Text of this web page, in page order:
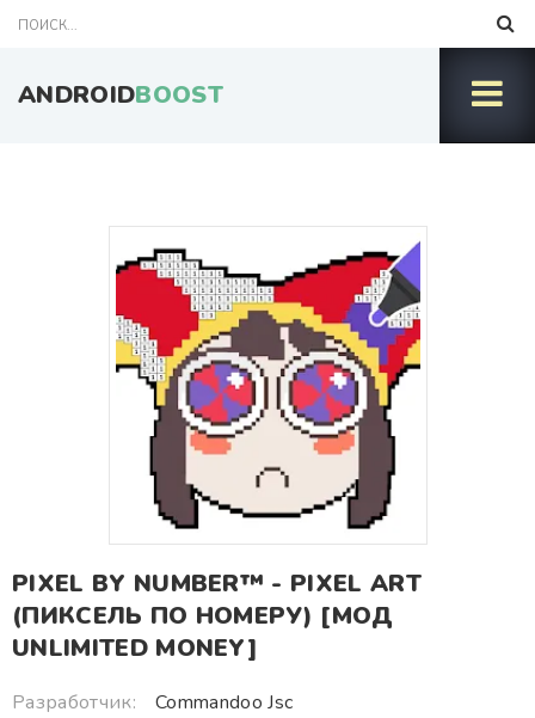
ANDROIDBOOST
PIXEL BY NUMBER™ - PIXEL ART
(ПИКСЕЛЬ ПО НОМЕРУ) [МОД
UNLIMITED MONEY]
Разработчик:
Commandoo Jsc